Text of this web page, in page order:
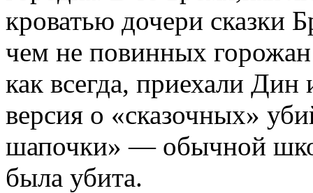
кроватью дочери сказки
чем не повинных
как всегда, приехали
версия о «сказочных»
шапочки» — обычной
была убита.